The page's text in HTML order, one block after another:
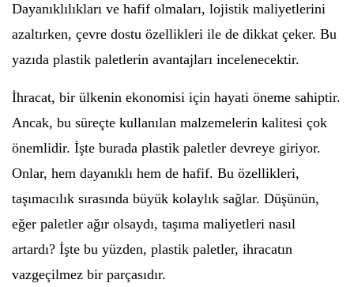
Dayanıklılıkları ve hafif olmaları, lojistik maliyetlerini
azaltırken, çevre dostu özellikleri ile de dikkat çeker. Bu
yazıda plastik paletlerin avantajları incelenecektir.
İhracat, bir ülkenin ekonomisi için hayati öneme sahiptir.
Ancak, bu süreçte kullanılan malzemelerin kalitesi çok
önemlidir. İşte burada plastik paletler devreye giriyor.
Onlar, hem dayanıklı hem de hafif. Bu özellikleri,
taşımacılık sırasında büyük kolaylık sağlar. Düşünün,
eğer paletler ağır olsaydı, taşıma maliyetleri nasıl
artardı? İşte bu yüzden, plastik paletler, ihracatın
vazgeçilmez bir parçasıdır.